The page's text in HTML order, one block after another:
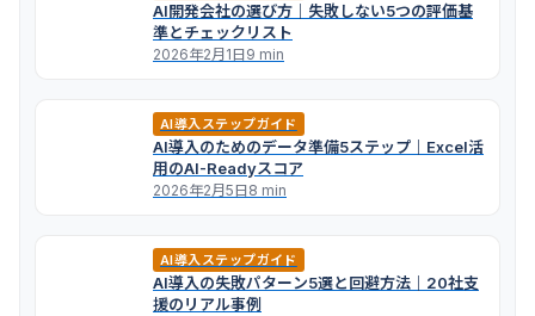
AI開発会社の選び方｜失敗しない5つの評価基
準とチェックリスト
2026年2月1日9 min
AI導入ステップガイド
AI導入のためのデータ準備5ステップ｜Excel活
用のAI-Readyスコア
2026年2月5日8 min
AI導入ステップガイド
AI導入の失敗パターン5選と回避方法｜20社支
援のリアル事例